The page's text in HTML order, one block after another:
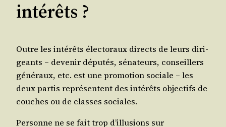
intérêts ?
Outre les inté­rêts élec­to­raux directs de leurs diri­
geants – deve­nir dépu­tés, séna­teurs, conseillers
géné­raux, etc. est une pro­mo­tion sociale – les
deux par­tis repré­sentent des inté­rêts objec­tifs de
couches ou de classes sociales.
Per­sonne ne se fait trop d’illusions sur